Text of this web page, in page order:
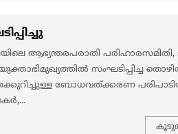
ആഭ്യന്തരപരാതി പരിഹാരസമിതി,
സംഘടിപ്പിച്ച
ബോധവത്ക്കരണ